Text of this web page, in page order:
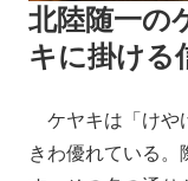
北陸随一の
キに掛ける
ケヤキは「けや
きわ優れている。